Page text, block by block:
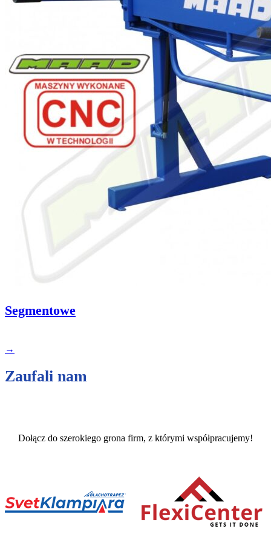
Segmentowe
→
Zaufali nam
Dołącz do szerokiego grona firm, z którymi współpracujemy!